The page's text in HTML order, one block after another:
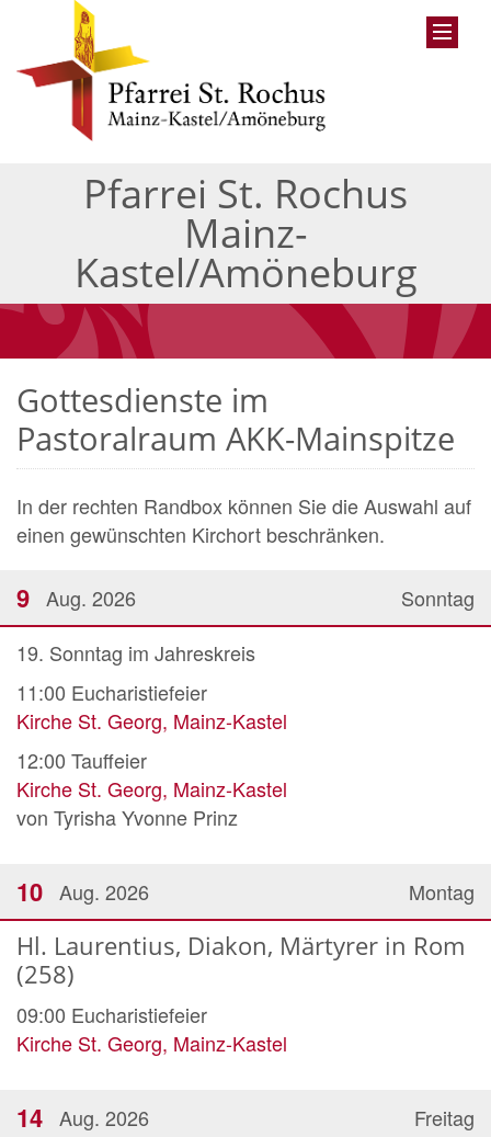
Pfarrei St. Rochus
Mainz-
Kastel/Amöneburg
Gottesdienste im
Pastoralraum AKK-Mainspitze
In der rechten Randbox können Sie die Auswahl auf
einen gewünschten Kirchort beschränken.
Sonntag
9 Aug. 2026
19. Sonntag im Jahreskreis
11:00 Eucharistiefeier
Kirche St. Georg, Mainz-Kastel
12:00 Tauffeier
Kirche St. Georg, Mainz-Kastel
von Tyrisha Yvonne Prinz
Montag
10 Aug. 2026
Hl. Laurentius, Diakon, Märtyrer in Rom
(258)
09:00 Eucharistiefeier
Kirche St. Georg, Mainz-Kastel
Freitag
14 Aug. 2026